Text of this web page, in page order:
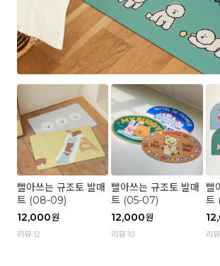
빨아쓰는 규조토 발매
트 (08-09)
12,000원
리뷰 12
빨아쓰는 규조토 발매
트 (05-07)
12,000원
리뷰 10
빨
트
리